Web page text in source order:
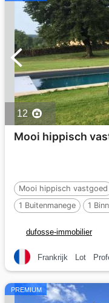
12
Mooi hippisch
Mooi hippisch vastgoed
1 Buitenmanege
1
dufosse-immobilier
Frankrijk Lot
PREMIUM